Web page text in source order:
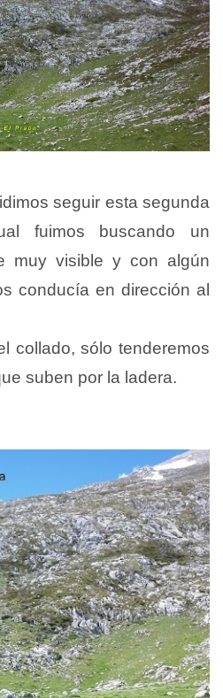
seguir esta segunda
fuimos buscando un
muy visible y con algún
conducía en dirección al
collado, sólo tenderemos
suben por la ladera.